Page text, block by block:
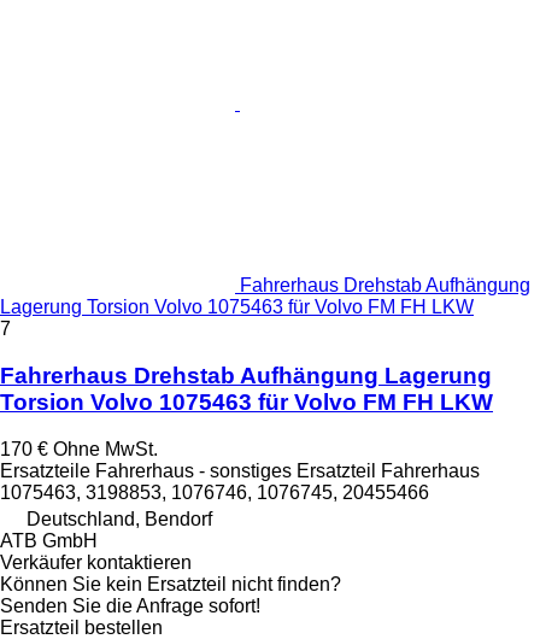
Fahrerhaus Drehstab Aufhängung
Lagerung Torsion Volvo 1075463 für Volvo FM FH LKW
7
Fahrerhaus Drehstab Aufhängung Lagerung
Torsion Volvo 1075463 für Volvo FM FH LKW
170 € Ohne MwSt.
Ersatzteile Fahrerhaus - sonstiges Ersatzteil Fahrerhaus
1075463, 3198853, 1076746, 1076745, 20455466
Deutschland, Bendorf
ATB GmbH
Verkäufer kontaktieren
Können Sie kein Ersatzteil nicht finden?
Senden Sie die Anfrage sofort!
Ersatzteil bestellen